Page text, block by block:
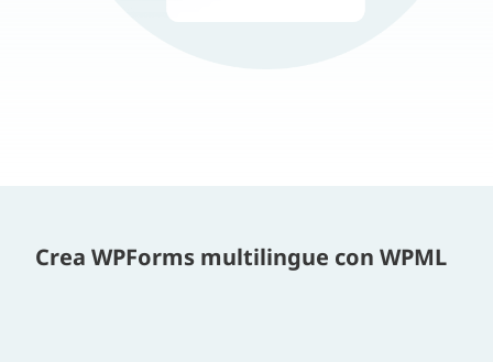
Crea WPForms multilingue con WPML